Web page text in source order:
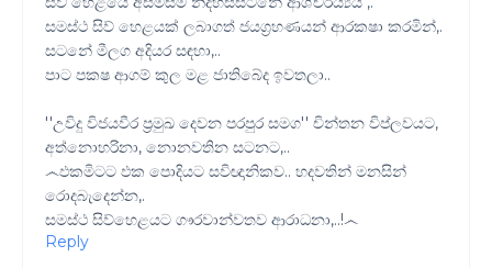
සමස්ථ සිව් හෙළයක් ලබාගත් ජයග්‍රහණයන් ආරකෂා කරමින්,.
සටනේ මීලග අදියර සඳහා,..
පාට පකෂ ආගම් කුල මළ ජාතිබේද ඉවතලා..
''උවිදු විජයවීර ප්‍රමුඛ දෙවන පරපුර සමග'' චින්තන විප්ලවයට,
අත්නොහරිනා, නොනවතින සටනට,..
෴ඵකමිටට ඵක පොදියට සවිඥානිකව.. හදවතින් මනසින්
රොදබැදෙන්න,.
සමස්ථ සිව්හෙළයට ගෟරවාන්වතව ආරාධනා,..!෴
Reply